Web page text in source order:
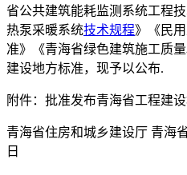
省公共建筑能耗监测系统工程
热泵采暖系统技术规程》《民
准》《青海省绿色建筑施工质
建设地方标准，现予以公布.
附件：批准发布青海省工程建
青海省住房和城乡建设厅 青海
日